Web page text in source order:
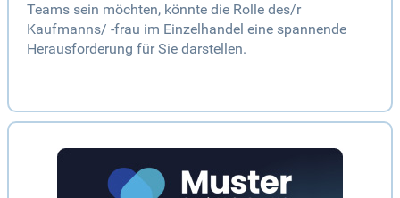
Teams sein möchten, könnte die Rolle des/r
Kaufmanns/ -frau im Einzelhandel eine spannende
Herausforderung für Sie darstellen.